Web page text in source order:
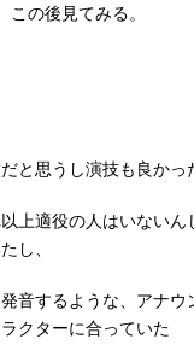
の後見てみる。
と思うし演技も良かっ
上適役の人はいないん
し、
音するような、アナウ
クターに合っていた